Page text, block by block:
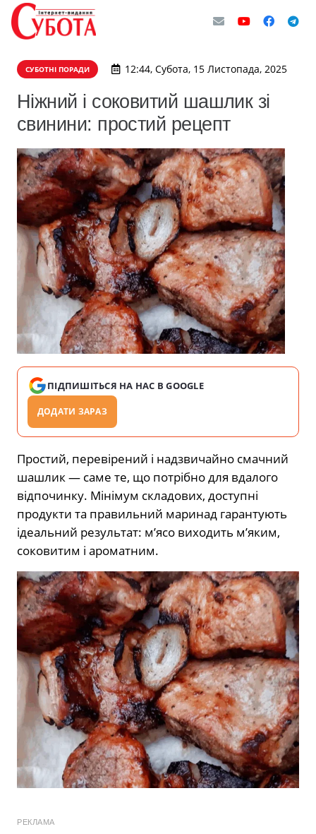
СУБОТНІ ПОРАДИ 12:44, Субота, 15 Листопада, 2025
Ніжний і соковитий шашлик зі
свинини: простий рецепт
ПІДПИШІТЬСЯ НА НАС В GOOGLE
ДОДАТИ ЗАРАЗ
Простий, перевірений і надзвичайно смачний
шашлик — саме те, що потрібно для вдалого
відпочинку. Мінімум складових, доступні
продукти та правильний маринад гарантують
ідеальний результат: м’ясо виходить м’яким,
соковитим і ароматним.
РЕКЛАМА